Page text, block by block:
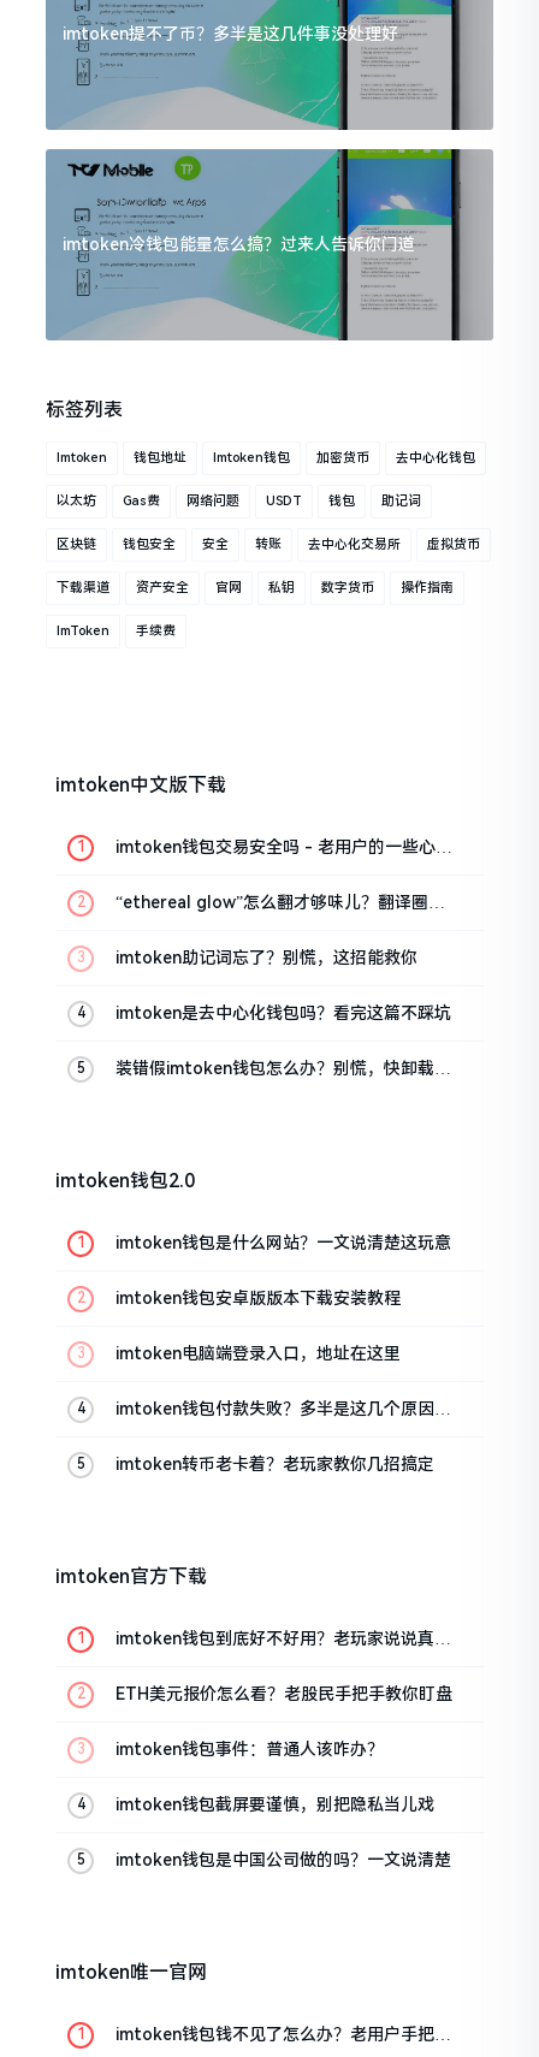
imtoken提不了币？多半是这几件事没处理好
imtoken冷钱包能量怎么搞？过来人告诉你门道
标签列表
Imtoken 钱包地址 Imtoken钱包 加密货币 去中心化钱包
以太坊 Gas费 网络问题 USDT 钱包 助记词
区块链 钱包安全 安全 转账 去中心化交易所 虚拟货币
下载渠道 资产安全 官网 私钥 数字货币 操作指南
ImToken 手续费
imtoken中文版下载
imtoken钱包交易安全吗 - 老用户的一些心里
“ethereal glow”怎么翻才够味儿？翻译圈老
imtoken助记词忘了？别慌，这招能救你
imtoken是去中心化钱包吗？看完这篇不踩坑
装错假imtoken钱包怎么办？别慌，快卸载，
imtoken钱包2.0
imtoken钱包是什么网站？一文说清楚这玩意
imtoken钱包安卓版版本下载安装教程
imtoken电脑端登录入口，地址在这里
imtoken钱包付款失败？多半是这几个原因闹
imtoken转币老卡着？老玩家教你几招搞定
imtoken官方下载
imtoken钱包到底好不好用？老玩家说说真实
ETH美元报价怎么看？老股民手把手教你盯盘
imtoken钱包事件：普通人该咋办？
imtoken钱包截屏要谨慎，别把隐私当儿戏
imtoken钱包是中国公司做的吗？一文说清楚
imtoken唯一官网
imtoken钱包钱不见了怎么办？老用户手把手